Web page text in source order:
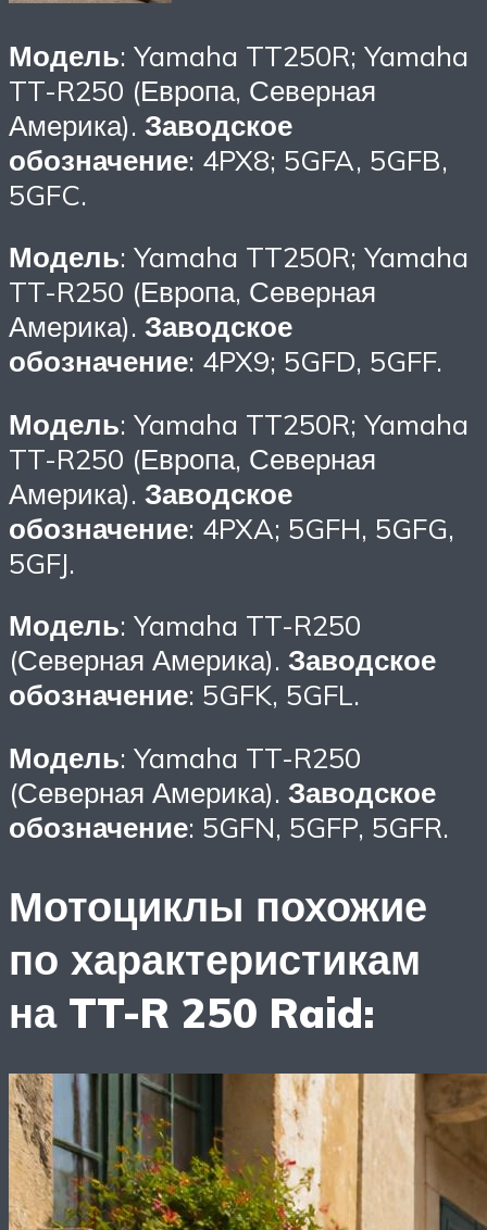
Модель: Yamaha TT250R; Yamaha
TT-R250 (Европа, Северная
Америка). Заводское
обозначение: 4PX8; 5GFA, 5GFB,
5GFC.
Модель: Yamaha TT250R; Yamaha
TT-R250 (Европа, Северная
Америка). Заводское
обозначение: 4PX9; 5GFD, 5GFF.
Модель: Yamaha TT250R; Yamaha
TT-R250 (Европа, Северная
Америка). Заводское
обозначение: 4PXA; 5GFH, 5GFG,
5GFJ.
Модель: Yamaha TT-R250
(Северная Америка). Заводское
обозначение: 5GFK, 5GFL.
Модель: Yamaha TT-R250
(Северная Америка). Заводское
обозначение: 5GFN, 5GFP, 5GFR.
Мотоциклы похожие
по характеристикам
на TT-R 250 Raid: